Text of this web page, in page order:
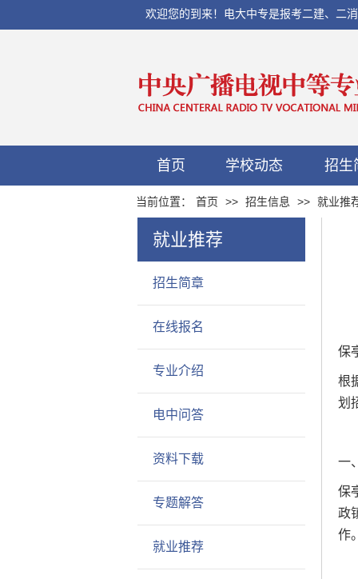
欢迎您的到来！电大中专是报考二建、二
首页 学校动态 招生
当前位置： 首页 >> 招生信息 >> 就业推
就业推荐
招生简章
在线报名
专业介绍
电中问答
资料下载
专题解答
就业推荐
保
根
划
一
保
政
作